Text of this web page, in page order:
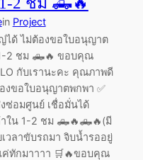
in Project
ได้ ไม่ต้องขอใบอนุญาต
2 ชม 🛻🔥 ขอบคุณ
กับเรานะคะ คุณภาพดี
ขอใบอนุญาตพกพา ✅
ซ่อมศูนย์ เชื่อมั่นได้
ใน 1-2 ชม 🛻🔥🛻🔥(มี
เวลาขับรถมา จิบน้ำรออยู่
ค่ทักมาาาา 🛒🔥ขอบคุณ